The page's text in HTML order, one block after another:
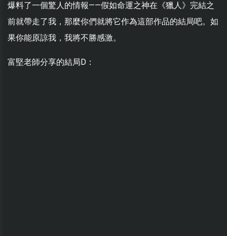
爆料了一個驚人的情報——假如命運之神在《獵人》完結之
前就帶走了我，那麼你們就將它作為這部作品的結局吧。如
果你能原諒我，我將不勝感激。
富堅老師分享的結局D：